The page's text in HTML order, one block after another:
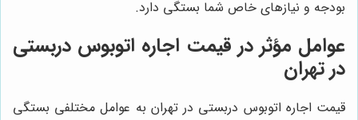
بودجه و نیازهای خاص شما بستگی دارد.
عوامل مؤثر در قیمت اجاره اتوبوس دربستی
در تهران
قیمت اجاره اتوبوس دربستی در تهران به عوامل مختلفی بستگی